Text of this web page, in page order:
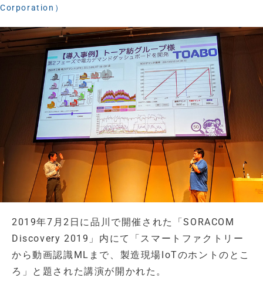
Corporation）
2019年7月2日に品川で開催された「SORACOM
Discovery 2019」内にて「スマートファクトリー
から動画認識MLまで、製造現場IoTのホントのとこ
ろ」と題された講演が開かれた。